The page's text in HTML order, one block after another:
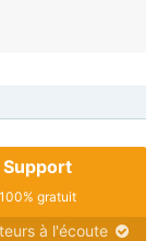
Support
100% gratuit
à l'écoute